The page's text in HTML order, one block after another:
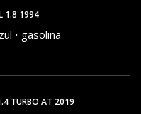
1.8 1994
gasolina
TURBO AT 2019